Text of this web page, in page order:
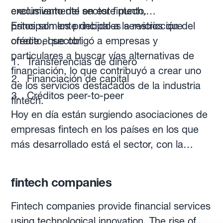
income statement items are translated at the
current exchange rate. No matter what
financial statement method is used, the
resulting FX gains and losses are paper only,
and rarely affect cash flows.
exclusivamente en este punto.
crecimiento del sector fintech,
principalmente debido a la restricción del
crédito, que obligó a empresas y
particulares a buscar vías alternativas de
financiación, lo que contribuyó a crear uno
de los servicios destacados de la industria
fintech.
Estos son los principales servicios que
ofrece el sector:
Transferencias de dinero
Financiación de capital
Créditos peer-to-peer
Tecnología móvil de pagos
Plataformas de trading e inversión
Hoy en día están surgiendo asociaciones de
empresas fintech en los países en los que
más desarrollado está el sector, con la
fintech companies
Fintech companies provide financial services